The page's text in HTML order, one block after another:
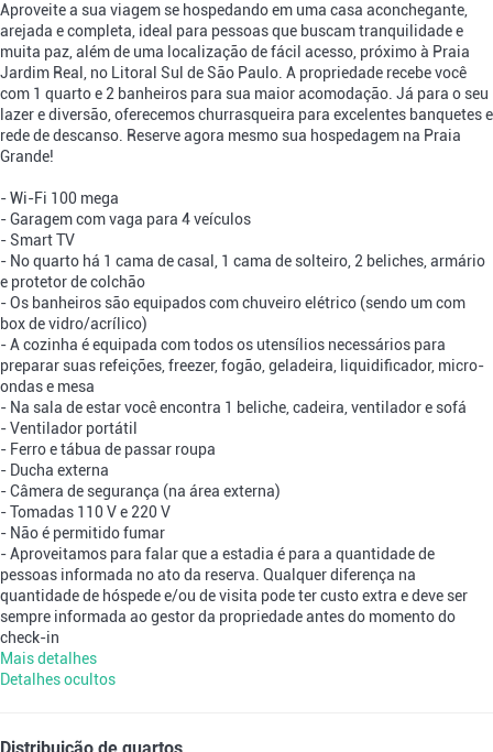
Aproveite a sua viagem se hospedando em uma casa aconchegante,
arejada e completa, ideal para pessoas que buscam tranquilidade e
muita paz, além de uma localização de fácil acesso, próximo à Praia
Jardim Real, no Litoral Sul de São Paulo. A propriedade recebe você
com 1 quarto e 2 banheiros para sua maior acomodação. Já para o seu
lazer e diversão, oferecemos churrasqueira para excelentes banquetes e
rede de descanso. Reserve agora mesmo sua hospedagem na Praia
Grande!
- Wi-Fi 100 mega
- Garagem com vaga para 4 veículos
- Smart TV
- No quarto há 1 cama de casal, 1 cama de solteiro, 2 beliches, armário
e protetor de colchão
- Os banheiros são equipados com chuveiro elétrico (sendo um com
box de vidro/acrílico)
- A cozinha é equipada com todos os utensílios necessários para
preparar suas refeições, freezer, fogão, geladeira, liquidificador, micro-
ondas e mesa
- Na sala de estar você encontra 1 beliche, cadeira, ventilador e sofá
- Ventilador portátil
- Ferro e tábua de passar roupa
- Ducha externa
- Câmera de segurança (na área externa)
- Tomadas 110 V e 220 V
- Não é permitido fumar
- Aproveitamos para falar que a estadia é para a quantidade de
pessoas informada no ato da reserva. Qualquer diferença na
quantidade de hóspede e/ou de visita pode ter custo extra e deve ser
sempre informada ao gestor da propriedade antes do momento do
check-in
Mais detalhes
Detalhes ocultos